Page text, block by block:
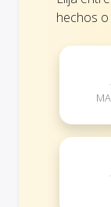
hechos